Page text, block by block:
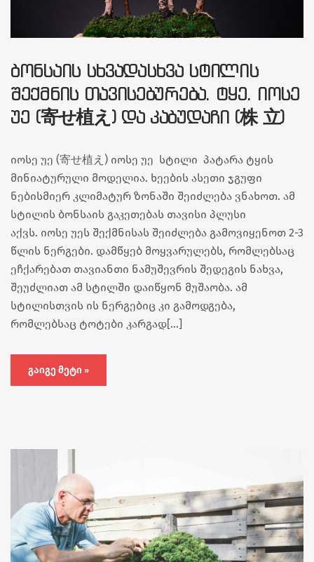
ᲑᲝᲜᲡᲐᲘᲡ ᲡᲮᲕᲐᲓᲐᲡᲮᲕᲐ ᲡᲢᲘᲚᲘᲡ
ᲨᲔᲥᲛᲜᲘᲡ ᲗᲐᲕᲘᲡᲔᲑᲣᲠᲔᲑᲐ. ᲢᲧᲔ. ᲘᲝᲡᲔ
ᲣᲔ (寄せ植え) ᲓᲐ ᲙᲐᲑᲣᲓᲐᲩᲘ (株 立)
იოსე უე (寄せ植え) იოსე უე სტილი პატარა ტყის
მინიატურული მოდელია. ხეების ასეთი ჯგუფი
ნებისმიერ კლიმატურ ზონაში შეიძლება ვნახოთ. ამ
სტილის ბონსაის გაკეთებას თავისი პლუსი
აქვს. იოსე უეს შექმნისას შეიძლება გამოვიყენოთ 2-3
წლის ნერგები. დამწყებ მოყვარულებს, რომლებსაც
ეჩქარებათ თავიანთი ნამუშევრის შედეგის ნახვა,
შეუძლიათ ამ სტილში დაიწყონ მუშაობა. ამ
სტილისთვის ის ნერგებიც კი გამოდგება,
რომლებსაც ტოტები კარგად[…]
ᲒᲐᲘᲒᲔ ᲛᲔᲢᲘ »